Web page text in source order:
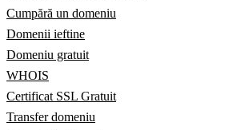
Cumpără un domeniu
Domenii ieftine
Domeniu gratuit
WHOIS
Certificat SSL Gratuit
Transfer domeniu